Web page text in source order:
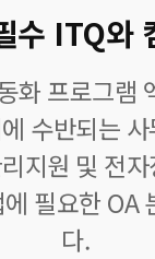
수 ITQ와
화 프로그램
수반되는
지원 및 전
필요한 OA
다.